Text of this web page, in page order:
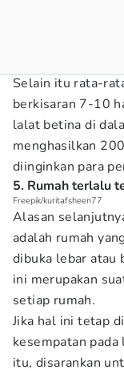
Selain itu rata-
berkisaran 7-10
lalat betina di
menghasilkan
diinginkan para
5. Rumah terlalu
Freepik/kuritafsheen77
Alasan
adalah rumah
dibuka lebar atau
ini merupakan
setiap rumah.
Jika hal ini tetap
kesempatan
itu, disarankan